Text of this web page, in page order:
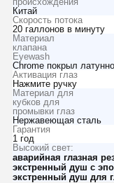
Китай
Скорость потока
20 галлонов в минуту
Материал
клапана
Eyewash
Chrome покрыл
Активация глаз
Нажмите ручку
Материал для
кубков для
промывки глаз
Нержавеющая сталь
Гарантия
1 год
Высокий свет:
аварийная глазная
экстренный душ с
экстренный душ для